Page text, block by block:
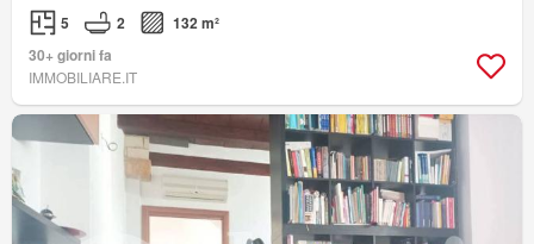
5 2
132 m²
30+ giorni fa
IMMOBILIARE.IT